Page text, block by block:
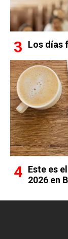
Los días
Este es
2026 en